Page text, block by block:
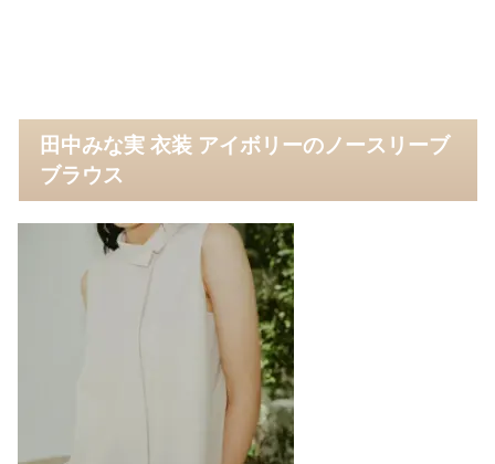
田中みな実 衣装 アイボリーのノースリーブ
ブラウス